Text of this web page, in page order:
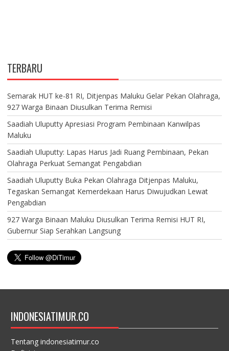
TERBARU
Semarak HUT ke-81 RI, Ditjenpas Maluku Gelar Pekan Olahraga,
927 Warga Binaan Diusulkan Terima Remisi
Saadiah Uluputty Apresiasi Program Pembinaan Kanwilpas
Maluku
Saadiah Uluputty: Lapas Harus Jadi Ruang Pembinaan, Pekan
Olahraga Perkuat Semangat Pengabdian
Saadiah Uluputty Buka Pekan Olahraga Ditjenpas Maluku,
Tegaskan Semangat Kemerdekaan Harus Diwujudkan Lewat
Pengabdian
927 Warga Binaan Maluku Diusulkan Terima Remisi HUT RI,
Gubernur Siap Serahkan Langsung
INDONESIATIMUR.CO
Tentang indonesiatimur.co